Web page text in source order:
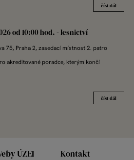
číst dál
od 10:00 hod. - lesnictví
75, Praha 2, zasedací místnost 2. patro
akreditované poradce, kterým končí
číst dál
ÚZEI Kontakt